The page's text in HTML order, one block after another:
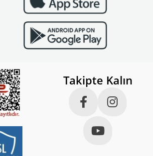
Takipte Kalın